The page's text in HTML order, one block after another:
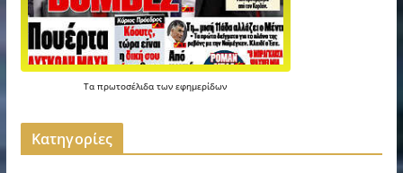
Ταπρωτοσέλιδατωνεφημερίδων
Kατηγορίες